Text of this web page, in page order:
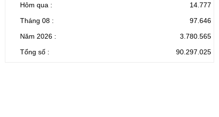
Hôm qua :
14.777
Tháng 08 :
97.646
Năm 2026 :
3.780.565
Tổng số :
90.297.025